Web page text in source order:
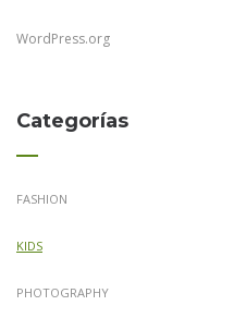
WordPress.org
Categorías
FASHION
KIDS
PHOTOGRAPHY